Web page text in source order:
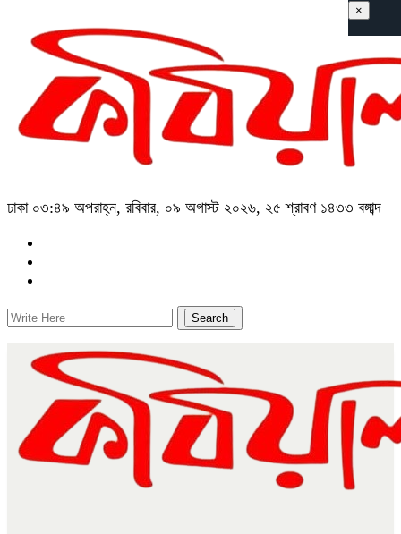
ঢাকা ০৩:৪৯ অপরাহ্ন, রবিবার, ০৯ অগাস্ট ২০২৬, ২৫ শ্রাবণ ১৪৩৩ বঙ্গাব্দ
×